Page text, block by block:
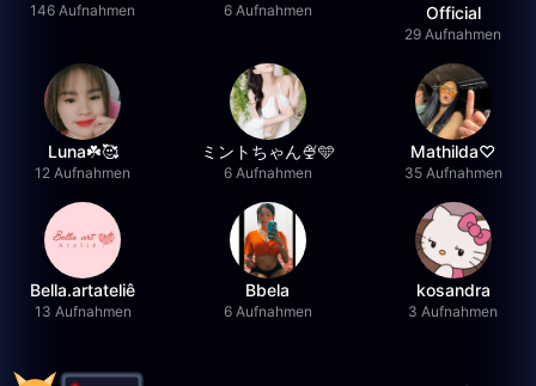
146 Aufnahmen 6 Aufnahmen
Official
29 Aufnahmen
Luna☘️🥰
12 Aufnahmen
ミントちゃん🍨🩵
6 Aufnahmen
Mathilda♡︎
35 Aufnahmen
Bella.artateliê
13 Aufnahmen
Bbela
6 Aufnahmen
kosandra
3 Aufnahmen